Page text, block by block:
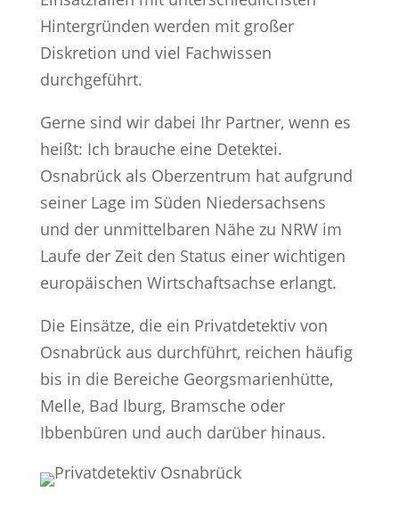
Hintergründen werden mit großer
Diskretion und viel Fachwissen
durchgeführt.
Gerne sind wir dabei Ihr Partner, wenn es
heißt: Ich brauche eine Detektei.
Osnabrück als Oberzentrum hat aufgrund
seiner Lage im Süden Niedersachsens
und der unmittelbaren Nähe zu NRW im
Laufe der Zeit den Status einer wichtigen
europäischen Wirtschaftsachse erlangt.
Die Einsätze, die ein Privatdetektiv von
Osnabrück aus durchführt, reichen häufig
bis in die Bereiche Georgsmarienhütte,
Melle, Bad Iburg, Bramsche oder
Ibbenbüren und auch darüber hinaus.